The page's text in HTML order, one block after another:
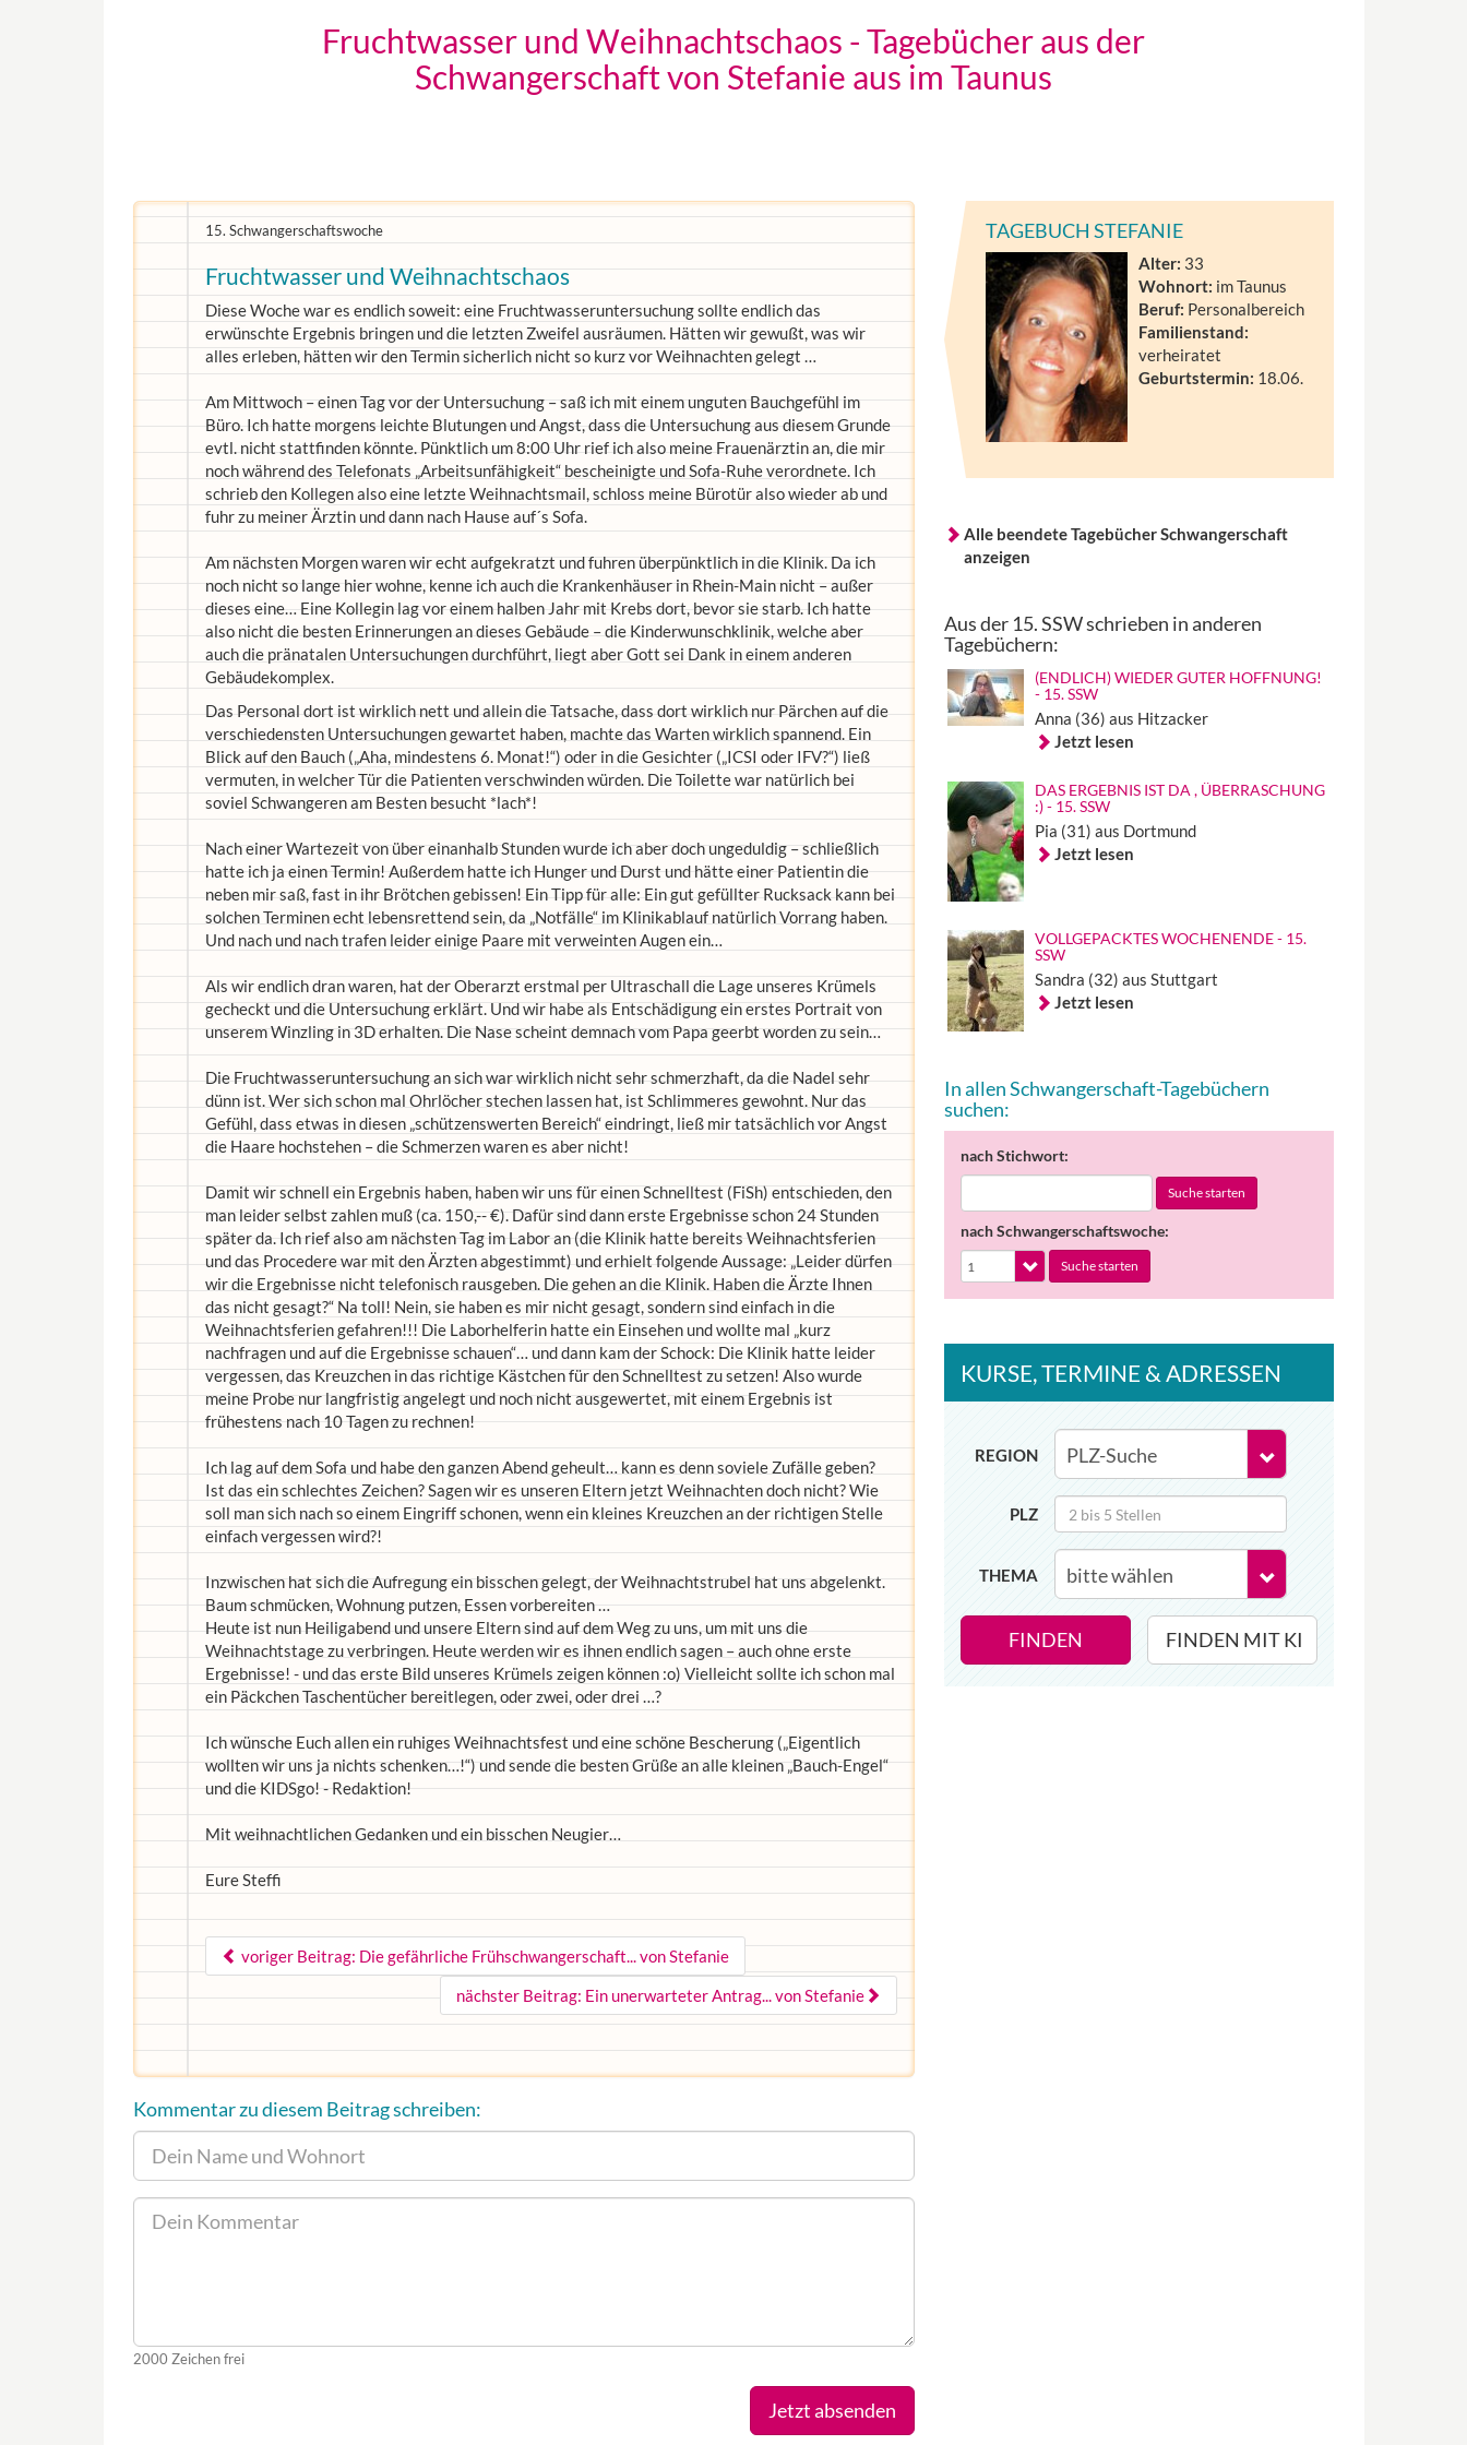
Fruchtwasser und Weihnachtschaos - Tagebücher aus der
Schwangerschaft von Stefanie aus im Taunus
15. Schwangerschaftswoche
Fruchtwasser und Weihnachtschaos
Diese Woche war es endlich soweit: eine Fruchtwasseruntersuchung sollte endlich das
erwünschte Ergebnis bringen und die letzten Zweifel ausräumen. Hätten wir gewußt, was wir
alles erleben, hätten wir den Termin sicherlich nicht so kurz vor Weihnachten gelegt …
Am Mittwoch – einen Tag vor der Untersuchung – saß ich mit einem unguten Bauchgefühl im
Büro. Ich hatte morgens leichte Blutungen und Angst, dass die Untersuchung aus diesem Grunde
evtl. nicht stattfinden könnte. Pünktlich um 8:00 Uhr rief ich also meine Frauenärztin an, die mir
noch während des Telefonats „Arbeitsunfähigkeit“ bescheinigte und Sofa-Ruhe verordnete. Ich
schrieb den Kollegen also eine letzte Weihnachtsmail, schloss meine Bürotür also wieder ab und
fuhr zu meiner Ärztin und dann nach Hause auf´s Sofa.
Am nächsten Morgen waren wir echt aufgekratzt und fuhren überpünktlich in die Klinik. Da ich
noch nicht so lange hier wohne, kenne ich auch die Krankenhäuser in Rhein-Main nicht – außer
dieses eine… Eine Kollegin lag vor einem halben Jahr mit Krebs dort, bevor sie starb. Ich hatte
also nicht die besten Erinnerungen an dieses Gebäude – die Kinderwunschklinik, welche aber
auch die pränatalen Untersuchungen durchführt, liegt aber Gott sei Dank in einem anderen
Gebäudekomplex.
Das Personal dort ist wirklich nett und allein die Tatsache, dass dort wirklich nur Pärchen auf die
verschiedensten Untersuchungen gewartet haben, machte das Warten wirklich spannend. Ein
Blick auf den Bauch („Aha, mindestens 6. Monat!“) oder in die Gesichter („ICSI oder IFV?“) ließ
vermuten, in welcher Tür die Patienten verschwinden würden. Die Toilette war natürlich bei
soviel Schwangeren am Besten besucht *lach*!
Nach einer Wartezeit von über einanhalb Stunden wurde ich aber doch ungeduldig – schließlich
hatte ich ja einen Termin! Außerdem hatte ich Hunger und Durst und hätte einer Patientin die
neben mir saß, fast in ihr Brötchen gebissen! Ein Tipp für alle: Ein gut gefüllter Rucksack kann bei
solchen Terminen echt lebensrettend sein, da „Notfälle“ im Klinikablauf natürlich Vorrang haben.
Und nach und nach trafen leider einige Paare mit verweinten Augen ein…
Als wir endlich dran waren, hat der Oberarzt erstmal per Ultraschall die Lage unseres Krümels
gecheckt und die Untersuchung erklärt. Und wir habe als Entschädigung ein erstes Portrait von
unserem Winzling in 3D erhalten. Die Nase scheint demnach vom Papa geerbt worden zu sein…
Die Fruchtwasseruntersuchung an sich war wirklich nicht sehr schmerzhaft, da die Nadel sehr
dünn ist. Wer sich schon mal Ohrlöcher stechen lassen hat, ist Schlimmeres gewohnt. Nur das
Gefühl, dass etwas in diesen „schützenswerten Bereich“ eindringt, ließ mir tatsächlich vor Angst
die Haare hochstehen – die Schmerzen waren es aber nicht!
Damit wir schnell ein Ergebnis haben, haben wir uns für einen Schnelltest (FiSh) entschieden, den
man leider selbst zahlen muß (ca. 150,-- €). Dafür sind dann erste Ergebnisse schon 24 Stunden
später da. Ich rief also am nächsten Tag im Labor an (die Klinik hatte bereits Weihnachtsferien
und das Procedere war mit den Ärzten abgestimmt) und erhielt folgende Aussage: „Leider dürfen
wir die Ergebnisse nicht telefonisch rausgeben. Die gehen an die Klinik. Haben die Ärzte Ihnen
das nicht gesagt?“ Na toll! Nein, sie haben es mir nicht gesagt, sondern sind einfach in die
Weihnachtsferien gefahren!!! Die Laborhelferin hatte ein Einsehen und wollte mal „kurz
nachfragen und auf die Ergebnisse schauen“… und dann kam der Schock: Die Klinik hatte leider
vergessen, das Kreuzchen in das richtige Kästchen für den Schnelltest zu setzen! Also wurde
meine Probe nur langfristig angelegt und noch nicht ausgewertet, mit einem Ergebnis ist
frühestens nach 10 Tagen zu rechnen!
Ich lag auf dem Sofa und habe den ganzen Abend geheult… kann es denn soviele Zufälle geben?
Ist das ein schlechtes Zeichen? Sagen wir es unseren Eltern jetzt Weihnachten doch nicht? Wie
soll man sich nach so einem Eingriff schonen, wenn ein kleines Kreuzchen an der richtigen Stelle
einfach vergessen wird?!
Inzwischen hat sich die Aufregung ein bisschen gelegt, der Weihnachtstrubel hat uns abgelenkt.
Baum schmücken, Wohnung putzen, Essen vorbereiten …
Heute ist nun Heiligabend und unsere Eltern sind auf dem Weg zu uns, um mit uns die
Weihnachtstage zu verbringen. Heute werden wir es ihnen endlich sagen – auch ohne erste
Ergebnisse! - und das erste Bild unseres Krümels zeigen können :o) Vielleicht sollte ich schon mal
ein Päckchen Taschentücher bereitlegen, oder zwei, oder drei …?
Ich wünsche Euch allen ein ruhiges Weihnachtsfest und eine schöne Bescherung („Eigentlich
wollten wir uns ja nichts schenken…!“) und sende die besten Grüße an alle kleinen „Bauch-Engel“
und die KIDSgo! - Redaktion!
Mit weihnachtlichen Gedanken und ein bisschen Neugier…
Eure Steffi
voriger Beitrag: Die gefährliche Frühschwangerschaft... von Stefanie
nächster Beitrag: Ein unerwarteter Antrag... von Stefanie
Kommentar zu diesem Beitrag schreiben:
2000 Zeichen frei
Jetzt absenden
TAGEBUCH STEFANIE
Alter: 33
Wohnort: im Taunus
Beruf: Personalbereich
Familienstand:
verheiratet
Geburtstermin: 18.06.
Alle beendete Tagebücher Schwangerschaft
anzeigen
Aus der 15. SSW schrieben in anderen
Tagebüchern:
(ENDLICH) WIEDER GUTER HOFFNUNG!
- 15. SSW
Anna (36) aus Hitzacker
Jetzt lesen
DAS ERGEBNIS IST DA , ÜBERRASCHUNG
:) - 15. SSW
Pia (31) aus Dortmund
Jetzt lesen
VOLLGEPACKTES WOCHENENDE - 15.
SSW
Sandra (32) aus Stuttgart
Jetzt lesen
In allen Schwangerschaft-Tagebüchern
suchen:
nach Stichwort:
Suche starten
nach Schwangerschaftswoche:
Suche starten
KURSE, TERMINE & ADRESSEN
REGION
PLZ
THEMA
FINDEN FINDEN MIT KI